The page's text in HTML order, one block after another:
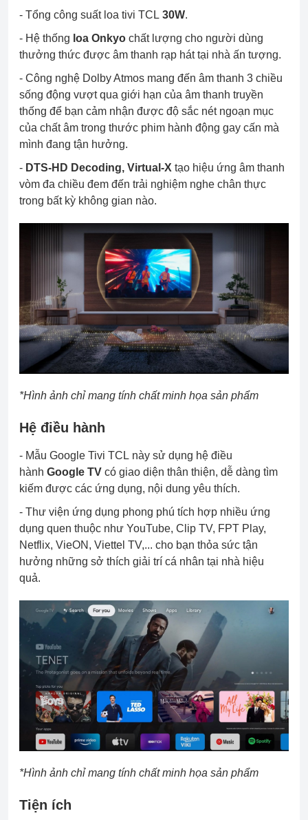
- Tổng công suất loa tivi TCL 30W.
- Hệ thống loa Onkyo chất lượng cho người dùng
thưởng thức được âm thanh rạp hát tại nhà ấn tượng.
- Công nghệ Dolby Atmos mang đến âm thanh 3 chiều
sống động vượt qua giới hạn của âm thanh truyền
thống để bạn cảm nhận được độ sắc nét ngoạn mục
của chất âm trong thước phim hành động gay cấn mà
mình đang tận hưởng.
- DTS-HD Decoding, Virtual-X tạo hiệu ứng âm thanh
vòm đa chiều đem đến trải nghiệm nghe chân thực
trong bất kỳ không gian nào.
*Hình ảnh chỉ mang tính chất minh họa sản phẩm
Hệ điều hành
- Mẫu Google Tivi TCL này sử dụng hệ điều
hành Google TV có giao diện thân thiện, dễ dàng tìm
kiếm được các ứng dụng, nội dung yêu thích.
- Thư viện ứng dụng phong phú tích hợp nhiều ứng
dụng quen thuộc như YouTube, Clip TV, FPT Play,
Netflix, VieON, Viettel TV,... cho bạn thỏa sức tận
hưởng những sở thích giải trí cá nhân tại nhà hiệu
quả.
*Hình ảnh chỉ mang tính chất minh họa sản phẩm
Tiện ích